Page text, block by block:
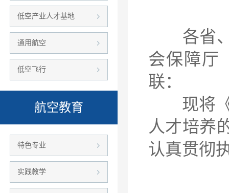
低空产业人才基地
通用航空
低空飞行
航空教育
特色专业
实践教学
各省、
会保障厅
联：
现将《
人才培养
认真贯彻